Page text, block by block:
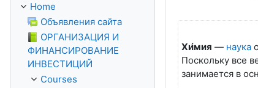
Хи́мия — наукао
Поскольку все
занимается в
Home
Объявления сайта
ОРГАНИЗАЦИЯ И
ФИНАНСИРОВАНИЕ
ИНВЕСТИЦИЙ
Courses